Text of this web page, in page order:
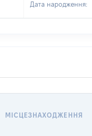
Дата народження:
МІСЦЕЗНАХОДЖЕННЯ